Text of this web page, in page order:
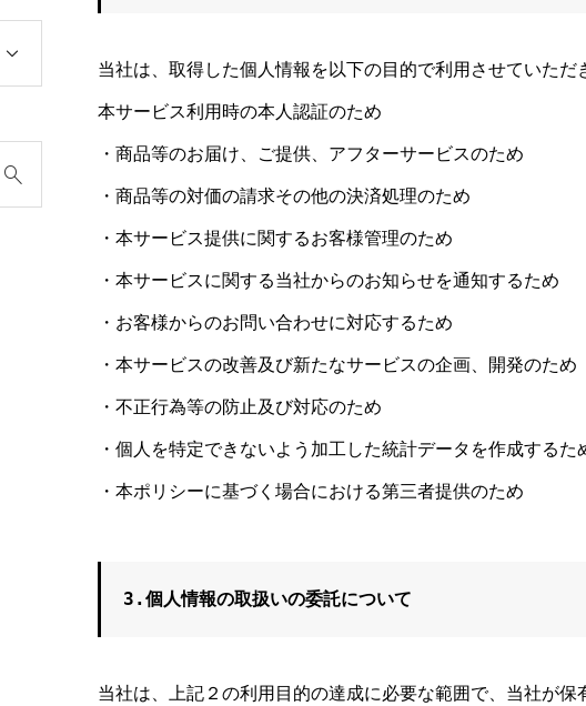
当社は、取得した個人情報を以下の目的で利用させていた
本サービス利用時の本人認証のため
・商品等のお届け、ご提供、アフターサービスのため
・商品等の対価の請求その他の決済処理のため
・本サービス提供に関するお客様管理のため
・本サービスに関する当社からのお知らせを通知するため
・お客様からのお問い合わせに対応するため
・本サービスの改善及び新たなサービスの企画、開発のため
・不正行為等の防止及び対応のため
・個人を特定できないよう加工した統計データを作成するた
・本ポリシーに基づく場合における第三者提供のため
3.個人情報の取扱いの委託について
当社は、上記２の利用目的の達成に必要な範囲で、当社が